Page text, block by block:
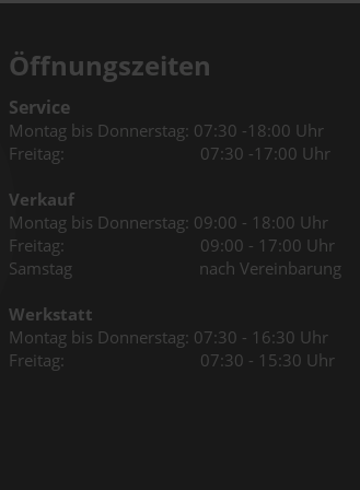
Öffnungszeiten
Service
Montag bis Donnerstag: 07:30 -18:00 Uhr
Freitag: 07:30 -17:00 Uhr
Verkauf
Montag bis Donnerstag: 09:00 - 18:00 Uhr
Freitag: 09:00 - 17:00 Uhr
Samstag nach Vereinbarung
Werkstatt
Montag bis Donnerstag: 07:30 - 16:30 Uhr
Freitag: 07:30 - 15:30 Uhr